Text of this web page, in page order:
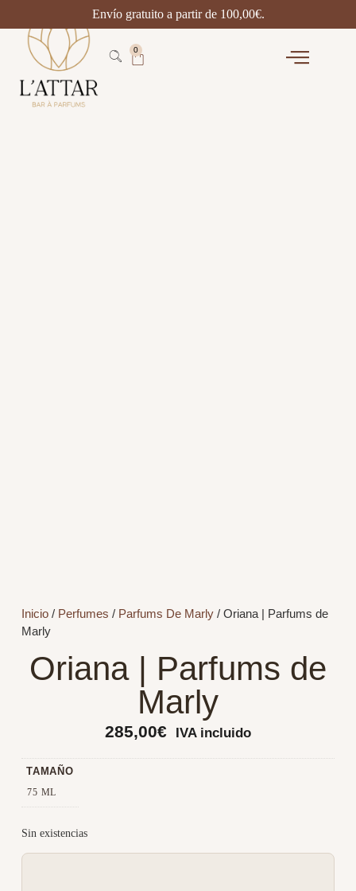
0
Inicio/ Perfumes / Parfums De Marly/ Oriana | Parfums de
Marly
Oriana | Parfums de
Marly
285,00€ IVA incluido
TAMAÑO
75 ML
Sin existencias
Envío gratuito a partir de 100,00€.